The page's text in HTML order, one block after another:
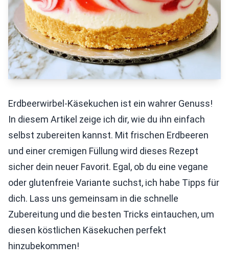
Erdbeerwirbel-Käsekuchen ist ein wahrer Genuss!
In diesem Artikel zeige ich dir, wie du ihn einfach
selbst zubereiten kannst. Mit frischen Erdbeeren
und einer cremigen Füllung wird dieses Rezept
sicher dein neuer Favorit. Egal, ob du eine vegane
oder glutenfreie Variante suchst, ich habe Tipps für
dich. Lass uns gemeinsam in die schnelle
Zubereitung und die besten Tricks eintauchen, um
diesen köstlichen Käsekuchen perfekt
hinzubekommen!